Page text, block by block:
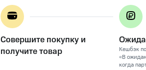
Совершите покупку и
получите товар
Кешбэк
«В
когда